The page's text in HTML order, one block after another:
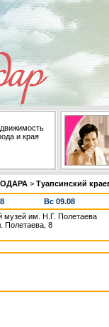
и края
> Туапсинский
Вс 09.08
музей им. Н.Г. Полетаева
Полетаева, 8